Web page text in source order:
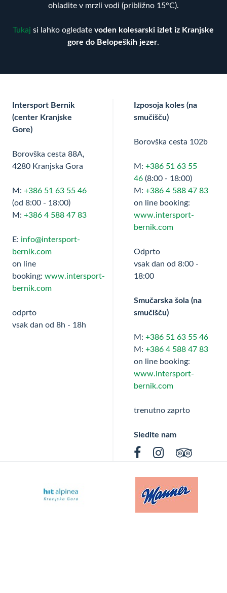
ohladite v mrzli vodi (približno 15°C).
Tukaj si lahko ogledatevoden kolesarski izlet iz Kranjske
gore do Belopeških jezer.
Intersport Bernik
(center Kranjske
Gore)
Borovška cesta 88A,
4280 Kranjska Gora
M: +386 51 63 55 46
(od 8:00 - 18:00)
M: +386 4 588 47 83
E: info@intersport-
bernik.com
on line
booking: www.intersport-
bernik.com
odprto
vsak dan od 8h - 18h
Izposoja koles (na
smučišču)
Borovška cesta 102b
M: +386 51 63 55
46(8:00 - 18:00)
M: +386 4 588 47 83
on line booking:
www.intersport-
bernik.com
Odprto
vsak dan od 8:00 -
18:00
Smučarska šola (na
smučišču)
M: +386 51 63 55 46
M: +386 4 588 47 83
on line booking:
www.intersport-
bernik.com
trenutno zaprto
Sledite nam